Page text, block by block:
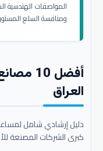
المواصفات الهندسية
ومنافسة السلع
أفضل
العراق
دليل إرشادي شامل
كبرى الشركات المصنعة